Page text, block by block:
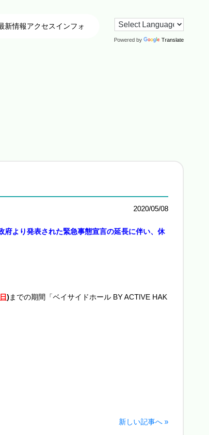
新情報アクセスインフォ
Powered by Translate
2020/05/08
府より発表された緊急事態宣言の延長に伴い、休
日)までの期間「ベイサイドホール BY ACTIVE HAK
新しい記事へ »